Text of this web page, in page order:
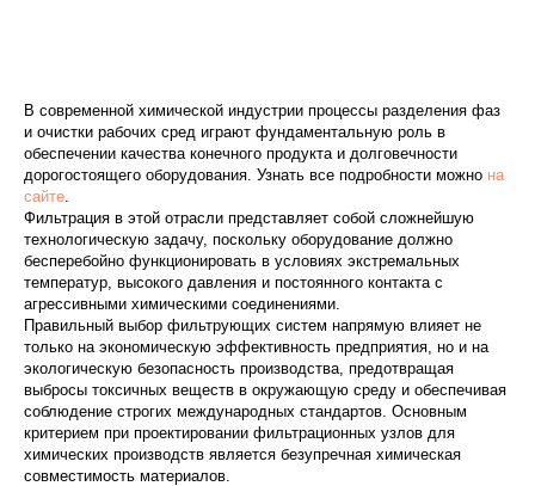
В современной химической индустрии процессы разделения фаз
и очистки рабочих сред играют фундаментальную роль в
обеспечении качества конечного продукта и долговечности
дорогостоящего оборудования. Узнать все подробности можно на
сайте.
Фильтрация в этой отрасли представляет собой сложнейшую
технологическую задачу, поскольку оборудование должно
бесперебойно функционировать в условиях экстремальных
температур, высокого давления и постоянного контакта с
агрессивными химическими соединениями.
Правильный выбор фильтрующих систем напрямую влияет не
только на экономическую эффективность предприятия, но и на
экологическую безопасность производства, предотвращая
выбросы токсичных веществ в окружающую среду и обеспечивая
соблюдение строгих международных стандартов. Основным
критерием при проектировании фильтрационных узлов для
химических производств является безупречная химическая
совместимость материалов.